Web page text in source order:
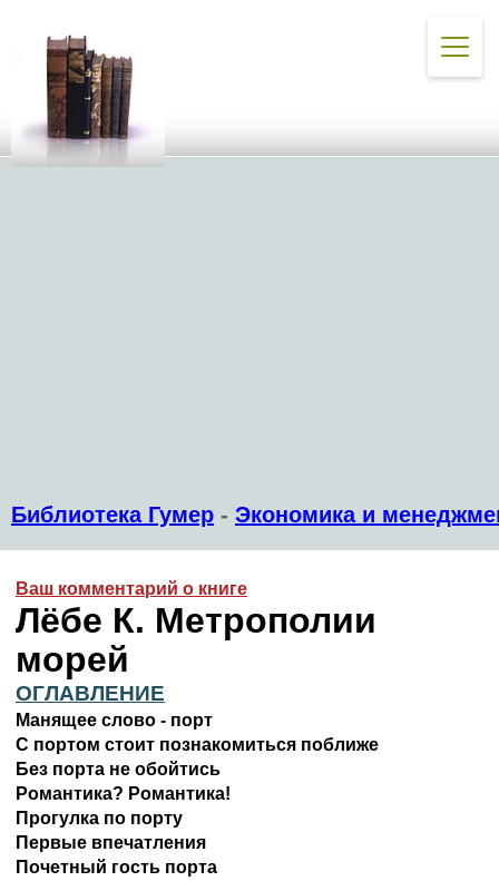
Библиотека Гумер - Экономика и
Ваш комментарий о книге
Лёбе К. Метрополии
морей
ОГЛАВЛЕНИЕ
Манящее слово - порт
С портом стоит познакомиться поближе
Без порта не обойтись
Романтика? Романтика!
Прогулка по порту
Первые впечатления
Почетный гость порта